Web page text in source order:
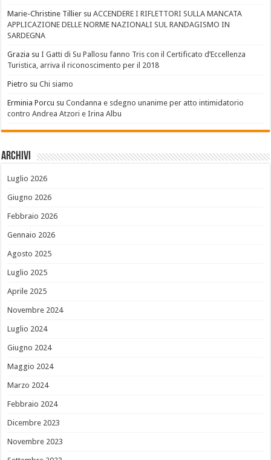
Marie-Christine Tillier suACCENDERE I RIFLETTORI SULLA MANCATA
APPLICAZIONE DELLE NORME NAZIONALI SUL RANDAGISMO IN
SARDEGNA
Grazia suI Gatti di Su Pallosu fanno Tris con il Certificato d’Eccellenza
Turistica, arriva il riconoscimento per il 2018
Pietro suChi siamo
Erminia Porcu suCondanna e sdegno unanime per atto intimidatorio
contro Andrea Atzori e Irina Albu
Archivi
Luglio 2026
Giugno 2026
Febbraio 2026
Gennaio 2026
Agosto 2025
Luglio 2025
Aprile 2025
Novembre 2024
Luglio 2024
Giugno 2024
Maggio 2024
Marzo 2024
Febbraio 2024
Dicembre 2023
Novembre 2023